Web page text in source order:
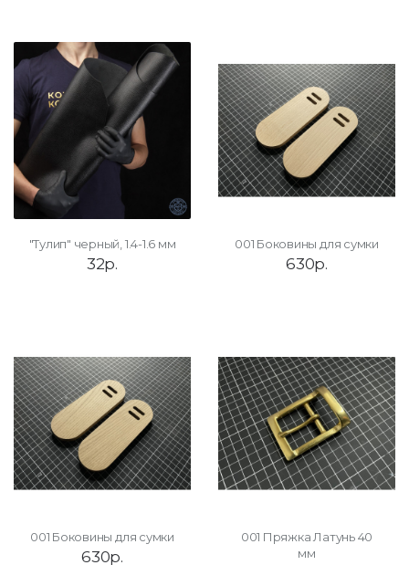
"Тулип" черный, 1.4-1.6 мм
32р.
001 Боковины для сумки
630р.
001 Боковины для сумки
630р.
001 Пряжка Латунь 40
мм